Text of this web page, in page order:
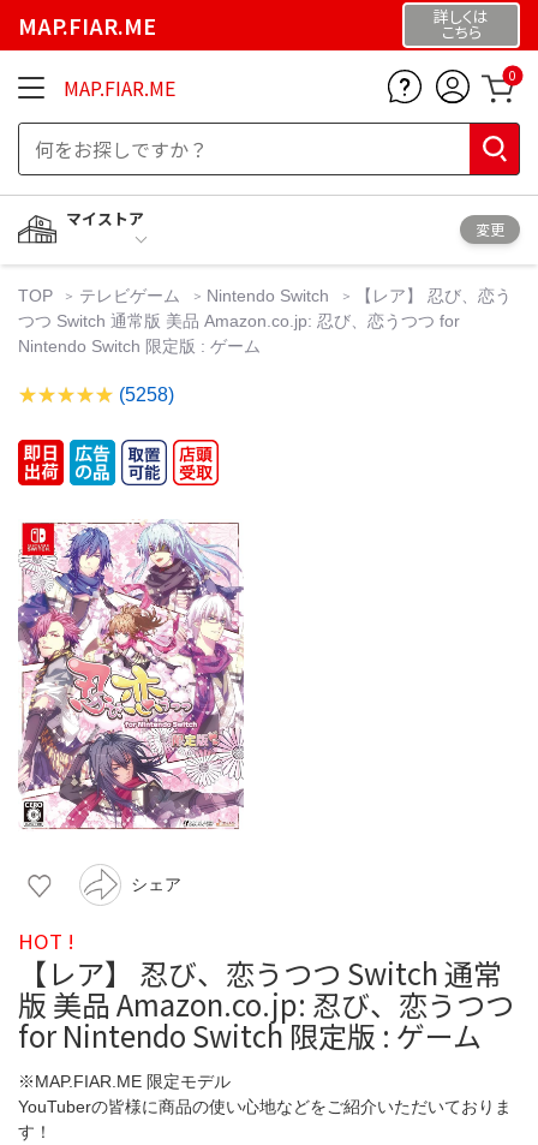
MAP.FIAR.ME 詳しくは
こちら
MAP.FIAR.ME 0
マイストア
変更
TOP テレビゲーム Nintendo Switch
【レア】 忍び、恋う
つつ Switch 通常版 美品 Amazon.co.jp: 忍び、恋うつつ for
Nintendo Switch 限定版 : ゲーム
(5258)
シェア
HOT !
【レア】 忍び、恋うつつ Switch 通常
版 美品 Amazon.co.jp: 忍び、恋うつつ
for Nintendo Switch 限定版 : ゲーム
※MAP.FIAR.ME 限定モデル
YouTuberの皆様に商品の使い心地などをご紹介いただいておりま
す！